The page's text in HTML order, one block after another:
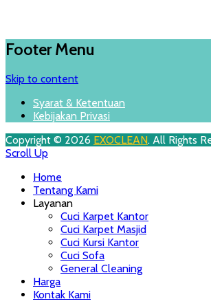
Footer Menu
Skip to content
Syarat & Ketentuan
Kebijakan Privasi
Copyright © 2026 EXOCLEAN. All Rights
Scroll Up
Home
Tentang Kami
Layanan
Cuci Karpet Kantor
Cuci Karpet Masjid
Cuci Kursi Kantor
Cuci Sofa
General Cleaning
Harga
Kontak Kami